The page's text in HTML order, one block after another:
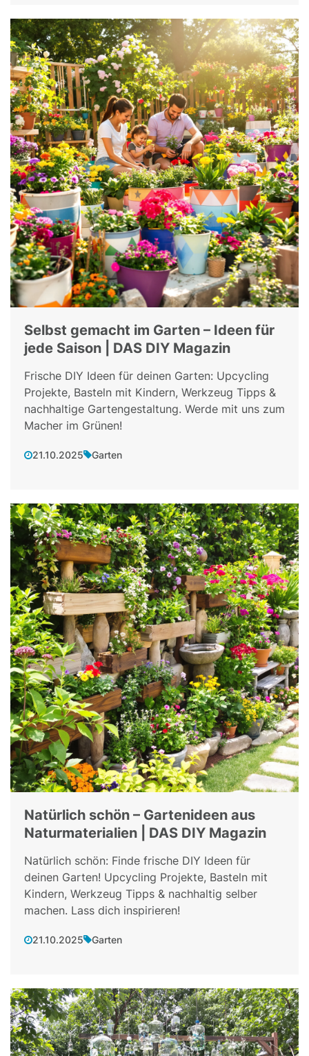
Selbst gemacht im Garten – Ideen für
jede Saison | DAS DIY Magazin
Frische DIY Ideen für deinen Garten: Upcycling
Projekte, Basteln mit Kindern, Werkzeug Tipps &
nachhaltige Gartengestaltung. Werde mit uns zum
Macher im Grünen!
21.10.2025 Garten
Natürlich schön – Gartenideen aus
Naturmaterialien | DAS DIY Magazin
Natürlich schön: Finde frische DIY Ideen für
deinen Garten! Upcycling Projekte, Basteln mit
Kindern, Werkzeug Tipps & nachhaltig selber
machen. Lass dich inspirieren!
21.10.2025 Garten